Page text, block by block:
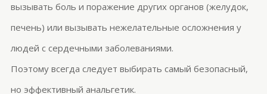
вызывать боль и поражение других органов (желудок,
печень) или вызывать нежелательные осложнения у
людей с сердечными заболеваниями.
Поэтому всегда следует выбирать самый безопасный,
но эффективный анальгетик.